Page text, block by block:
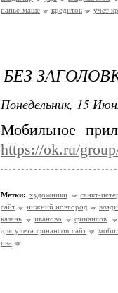
папье-маше
кредиток учет
БЕЗ
Понедельник, 15
Мобильное
https://ok.ru/
Метки: художники
санкт-
сайт
нижний новгород
казань
иваново
финансов
для учета финансов сайт
ива